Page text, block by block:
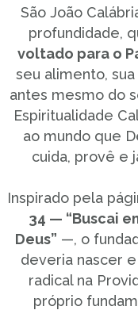
São João
profundidade,
voltado para o
seu alimento, sua
antes mesmo do
Espiritualidade
ao mundo que
cuida, provê e
Inspirado pela
34 — “Buscai
Deus” —, o
deveria nascer
radical na
próprio